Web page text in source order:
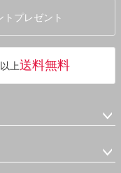
へ
トプレゼント
上送料無料